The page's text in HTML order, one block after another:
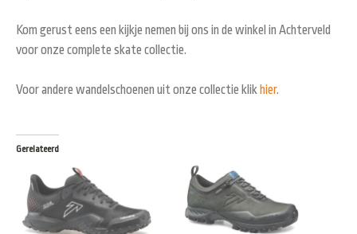
Kom gerust eens een kijkje nemen bij ons in de winkel in Achterveld
voor onze complete skate collectie.
Voor andere wandelschoenen uit onze collectie klik hier.
Gerelateerd